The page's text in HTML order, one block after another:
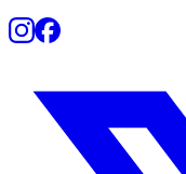
Botafogo